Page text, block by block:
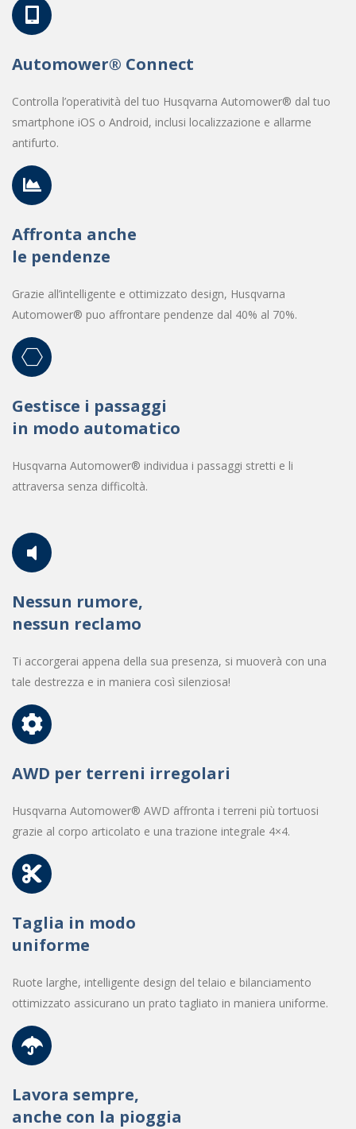
Automower® Connect
Controlla l’operatività del tuo Husqvarna Automower® dal tuo
smartphone iOS o Android, inclusi localizzazione e allarme
antifurto.
Affronta anche
le pendenze
Grazie all’intelligente e ottimizzato design, Husqvarna
Automower® puo affrontare pendenze dal 40% al 70%.
Gestisce i passaggi
in modo automatico
Husqvarna Automower® individua i passaggi stretti e li
attraversa senza difficoltà.
Nessun rumore,
nessun reclamo
Ti accorgerai appena della sua presenza, si muoverà con una
tale destrezza e in maniera così silenziosa!
AWD per terreni irregolari
Husqvarna Automower® AWD affronta i terreni più tortuosi
grazie al corpo articolato e una trazione integrale 4×4.
Taglia in modo
uniforme
Ruote larghe, intelligente design del telaio e bilanciamento
ottimizzato assicurano un prato tagliato in maniera uniforme.
Lavora sempre,
anche con la pioggia